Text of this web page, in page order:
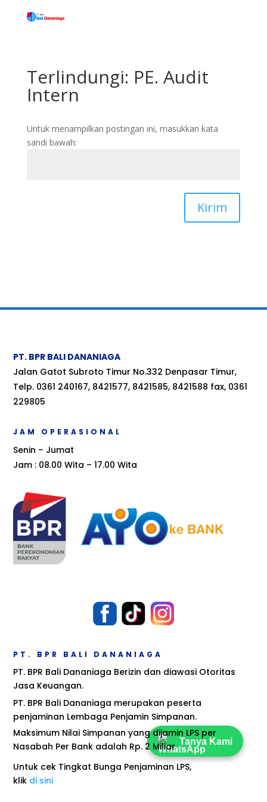
Terlindungi: PE. Audit
Intern
Untuk menampilkan postingan ini, masukkan kata
sandi bawah:
Kirim
PT. BPR BALI DANANIAGA
Jalan Gatot Subroto Timur No.332 Denpasar Timur,
Telp. 0361 240167, 8421577, 8421585, 8421588 fax, 0361
229805
JAM OPERASIONAL
Senin – Jumat
Jam : 08.00 Wita – 17.00 Wita
Tanya Kami
PT. BPR BALI DANANIAGA
PT. BPR Bali Dananiaga Berizin dan diawasi Otoritas
Jasa Keuangan.
PT. BPR Bali Dananiaga merupakan peserta
penjaminan Lembaga Penjamin Simpanan.
Maksimum Nilai Simpanan yang dijamin LPS per
Nasabah Per Bank adalah Rp. 2 Miliar
Untuk cek Tingkat Bunga Penjaminan LPS,
klik di sini